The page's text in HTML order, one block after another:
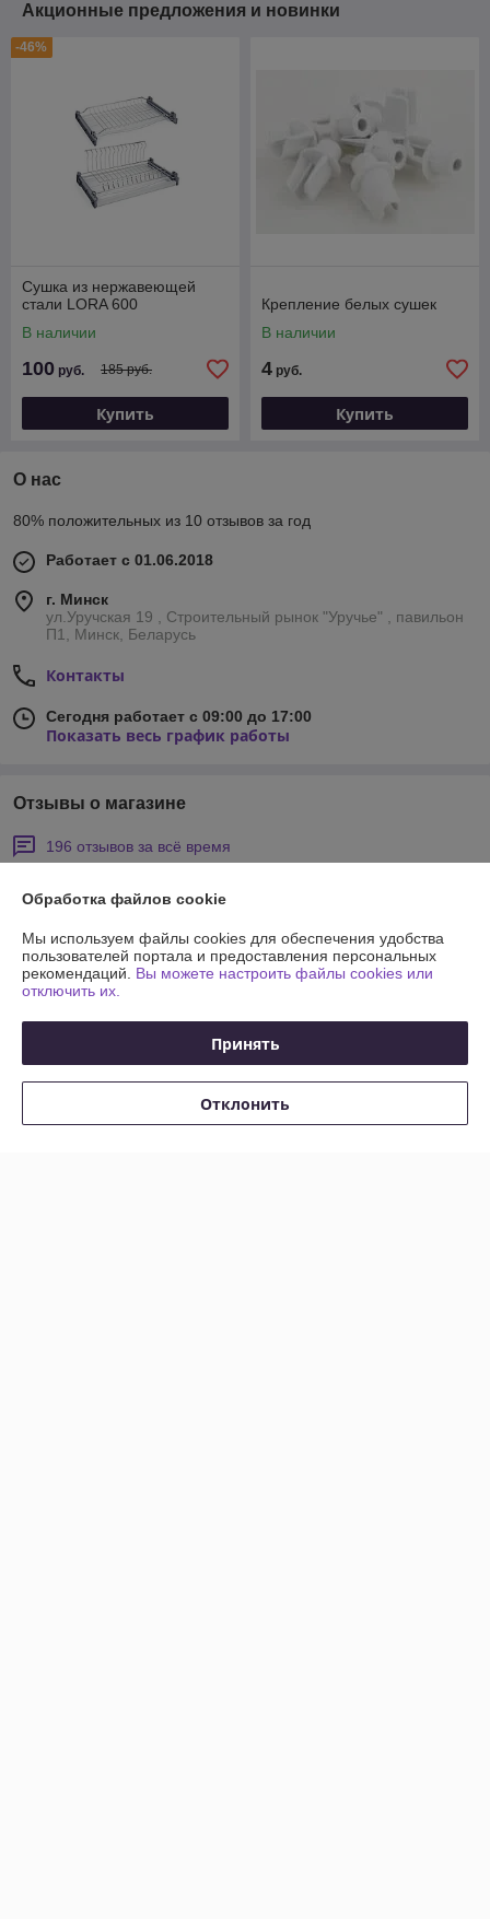
Акционные предложения и новинки
-46%
Сушка из нержавеющей
стали LORA 600
В наличии
100 руб. 185 руб.
Купить
Крепление белых сушек
В наличии
4 руб.
Купить
О нас
80% положительных из 10 отзывов за год
Работает с 01.06.2018
г. Минск
ул.Уручская 19 , Строительный рынок "Уручье" , павильон
П1, Минск, Беларусь
Контакты
Сегодня работает с 09:00 до 17:00
Показать весь график работы
Отзывы о магазине
196 отзывов за всё время
Иван
Искал довольно редкий цвет плинтуса, оказался в наличии по
адекватной цене.
Обработка файлов cookie
Мы используем файлы cookies для обеспечения удобства
пользователей портала и предоставления персональных
рекомендаций. Вы можете настроить файлы cookies или
отключить их.
Принять
Отклонить